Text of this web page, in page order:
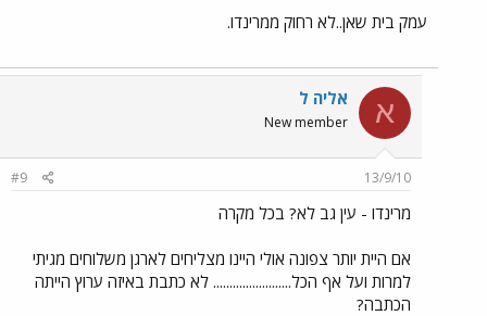
עמק בית שאן..לא רחוק ממרינדו.
א אליה ל
New member
13/9/10
#9
מרינדו - עין גב לא? בכל מקרה
אם היית יותר צפונה אולי היינו מצליחים לארגן משלוחים מגיתי
למרות ועל אף הכל........................ לא כתבת באיזה ערוץ הייתה
הכתבה?